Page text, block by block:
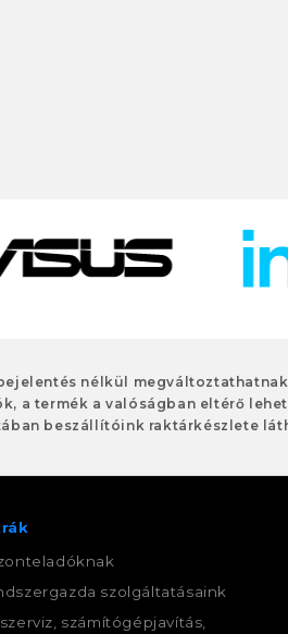
nélkül
termék a valóságban eltérő
beszállítóink raktárkészlete
szolgáltatásaink
számítógépjavítás,